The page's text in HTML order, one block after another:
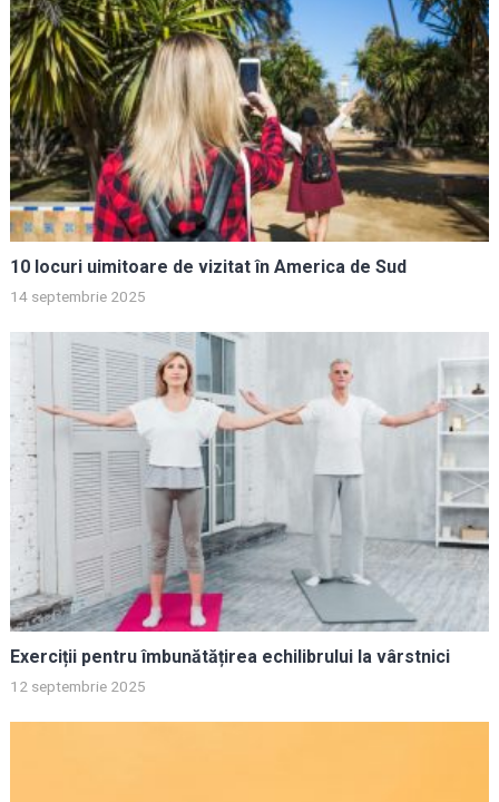
10 locuri uimitoare de vizitat în America de Sud
14 septembrie 2025
Exerciții pentru îmbunătățirea echilibrului la vârstnici
12 septembrie 2025